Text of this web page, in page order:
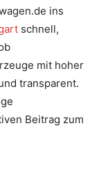
ins
schnell,
mit hoher
transparent.
Beitrag zum